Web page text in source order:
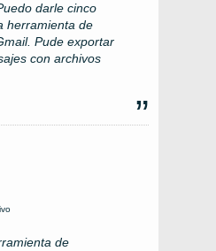
darle cinco
herramienta de
Pude exportar
con archivos
de